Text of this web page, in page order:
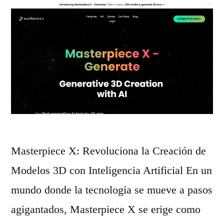
Masterpiece X: Revoluciona la Creación de
Modelos 3D con Inteligencia Artificial En un
mundo donde la tecnología se mueve a pasos
agigantados, Masterpiece X se erige como